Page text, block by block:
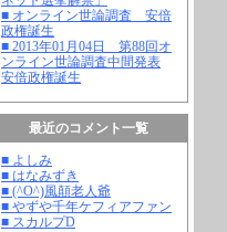
■ オンライン世論調査 安倍
政権誕生
■ 2013年01月04日 第88回オ
ンライン世論調査中間発表
安倍政権誕生
最近のコメント一覧
■ よしみ
■ はなみずき
■ (^O^)風顛老人爺
■ やずや千年ケフィアファン
■ スカルプD